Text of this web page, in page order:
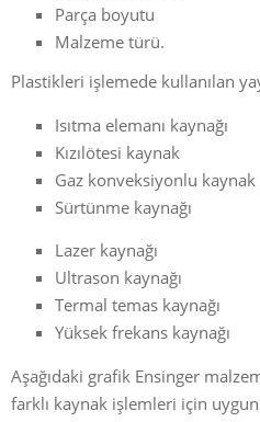
Parça boyutu
Malzeme türü.
Plastikleri işlemede kullanılan
Isıtma elemanı kaynağı
Kızılötesi kaynak
Gaz konveksiyonlu kaynak
Sürtünme kaynağı
Lazer kaynağı
Ultrason kaynağı
Termal temas kaynağı
Yüksek frekans kaynağı
Aşağıdaki grafik Ensinger
farklı kaynak işlemleri için